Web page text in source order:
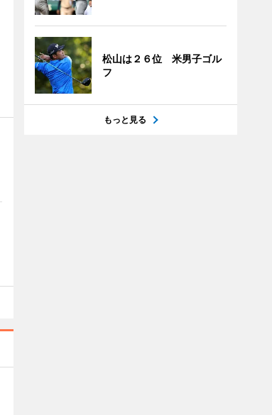
松山は２６位 米男子ゴル
フ
もっと見る